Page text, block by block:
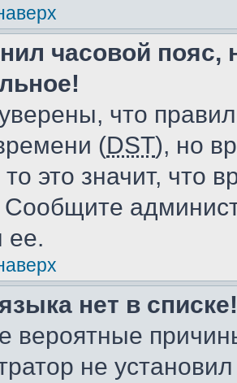
часовой пояс,
что
(DST), но
это значит, что
Сообщите
ее.
нет в списке!
вероятные
не